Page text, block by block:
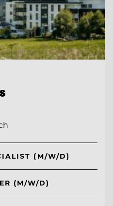
(M/W/D)
(M/W/D)